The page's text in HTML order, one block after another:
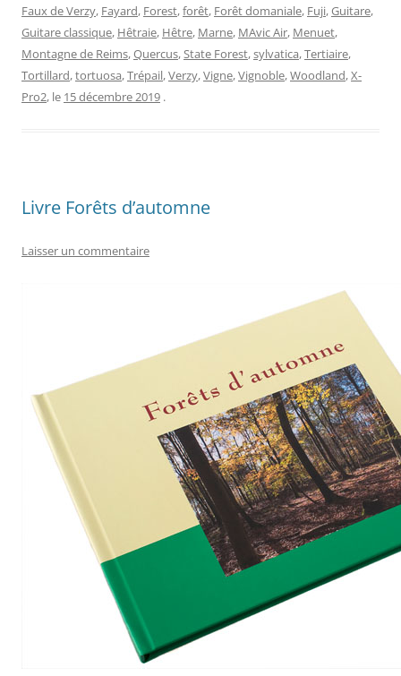
Faux de Verzy, Fayard, Forest,forêt, Forêt domaniale, Fuji,Guitare,
Guitare classique, Hêtraie, Hêtre, Marne, MAvic Air, Menuet,
Montagne de Reims,Quercus,State Forest,sylvatica,Tertiaire,
Tortillard,tortuosa,Trépail,Verzy,Vigne,Vignoble,Woodland,X-
Pro2, le 15 décembre 2019 .
Livre Forêts d’automne
Laisser un commentaire